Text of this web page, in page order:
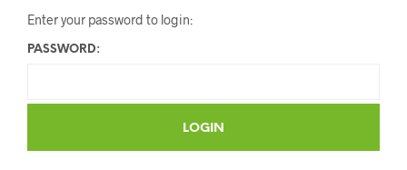
Enter your password to login:
PASSWORD: